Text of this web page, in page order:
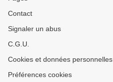
Contact
Signaler un abus
C.G.U.
Cookies et données personnelles
Préférences cookies